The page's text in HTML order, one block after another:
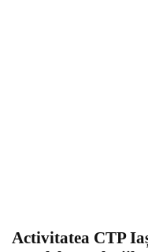
Activitatea CTP